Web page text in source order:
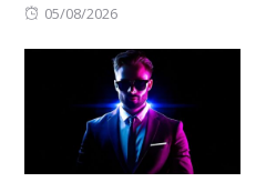
Posted
05/08/2026